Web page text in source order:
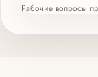
Рабочие вопросы